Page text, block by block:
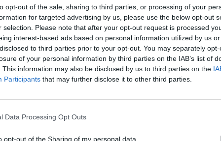
opt-out of the sale, sharing to third parties, or processing of your
for targeted advertising by us, please use the below opt-out
selection. Please note that after your opt-out request is processed
interest-based ads based on personal information utilized by us
to third parties prior to your opt-out. You may separately
of your personal information by third parties on the IAB’s list of
This information may also be disclosed by us to third parties on the
Participants that may further disclose it to other third parties.
Data Processing Opt Outs
opt-out of the Sharing of my personal data.
na SkyShowtime em Portugal (7 de julho).